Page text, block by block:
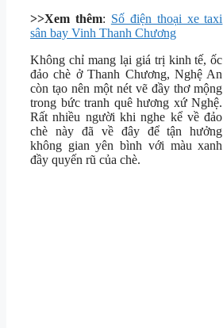
>>Xem thêm: Số điện thoại xe taxi
sân bay Vinh Thanh Chương
Không chỉ mang lại giá trị kinh tế, ốc
đảo chè ở Thanh Chương, Nghệ An
còn tạo nên một nét vẽ đầy thơ mộng
trong bức tranh quê hương xứ Nghệ.
Rất nhiều người khi nghe kể về đảo
chè này đã về đây để tận hưởng
không gian yên bình với màu xanh
đầy quyến rũ của chè.